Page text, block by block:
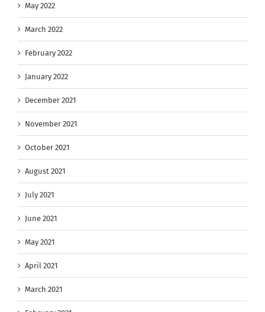
May 2022
March 2022
February 2022
January 2022
December 2021
November 2021
October 2021
August 2021
July 2021
June 2021
May 2021
April 2021
March 2021